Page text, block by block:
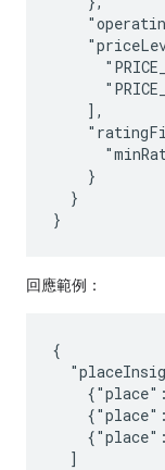
    ],
    }
  }
回應範例：
{
  ]